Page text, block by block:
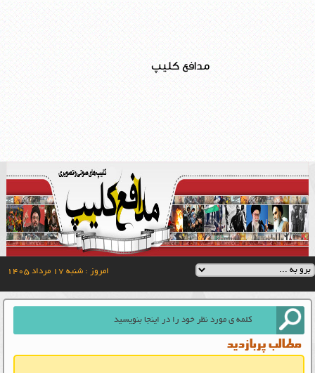
مدافع کلیپ
امروز : شنبه ۱۷ مرداد ۱۴۰۵
مطالب پربازدید